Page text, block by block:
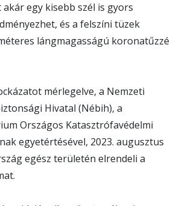
egy kisebb szél is gyors
és a felszíni tüzek
lángmagasságú koronatűzzé
mérlegelve, a Nemzeti
Hivatal (Nébih), a
Országos Katasztrófavédelmi
egyetértésével, 2023. augusztus
egész területén elrendeli a